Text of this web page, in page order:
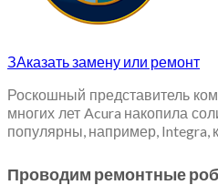
ЗАказать замену или ремонт
Роскошный представитель
многих лет Acura накопила
популярны, например, Integra,
Проводим ремонтные